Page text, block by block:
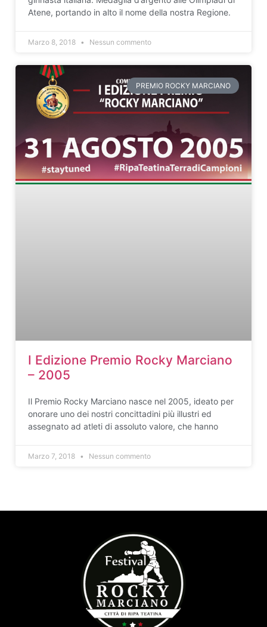
Atene, portando in alto il nome della nostra Regione.
Marzo 8, 2018 Nessun commento
PREMIO ROCKY MARCIANO
I Edizione Premio Rocky Marciano
– 2005
Il Premio Rocky Marciano nasce nel 2005, ideato per
onorare uno dei nostri concittadini più illustri ed
assegnato ad atleti di assoluto valore, che hanno
Marzo 7, 2018 Nessun commento